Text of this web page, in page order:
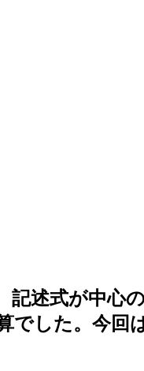
記述式が中心
した。今回